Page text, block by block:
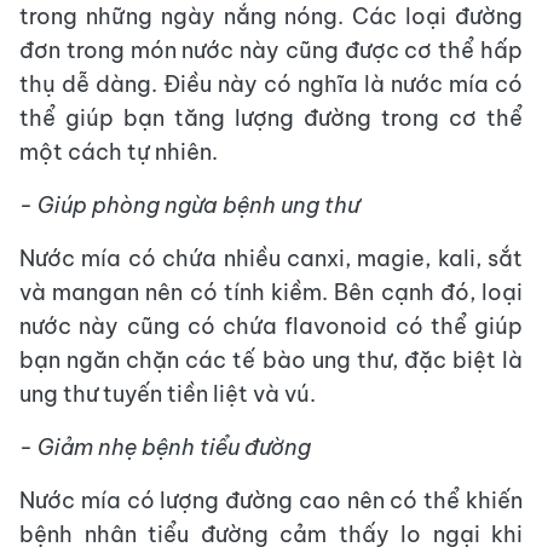
trong những ngày nắng nóng. Các loại đường
đơn trong món nước này cũng được cơ thể hấp
thụ dễ dàng. Điều này có nghĩa là nước mía có
thể giúp bạn tăng lượng đường trong cơ thể
một cách tự nhiên.
- Giúp phòng ngừa bệnh ung thư
Nước mía có chứa nhiều canxi, magie, kali, sắt
và mangan nên có tính kiềm. Bên cạnh đó, loại
nước này cũng có chứa flavonoid có thể giúp
bạn ngăn chặn các tế bào ung thư, đặc biệt là
ung thư tuyến tiền liệt và vú.
- Giảm nhẹ bệnh tiểu đường
Nước mía có lượng đường cao nên có thể khiến
bệnh nhân tiểu đường cảm thấy lo ngại khi